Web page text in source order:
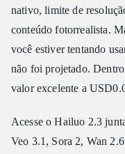
nativo, limite de
conteúdo fotorrealista.
você estiver tentando
não foi projetado.
valor excelente a
Acesse o Hailuo 2.3
Veo 3.1, Sora 2, Wan